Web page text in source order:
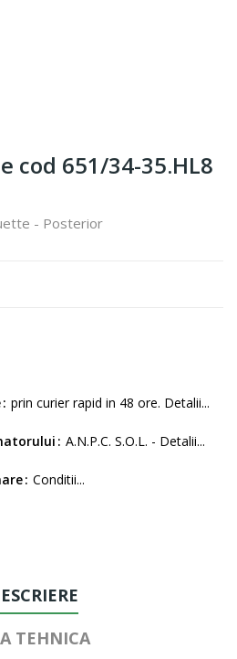
cod 651/34-35.HL8
- Posterior
prin curier rapid in 48 ore. Detalii...
A.N.P.C. S.O.L. - Detalii...
Conditii...
TEHNICA